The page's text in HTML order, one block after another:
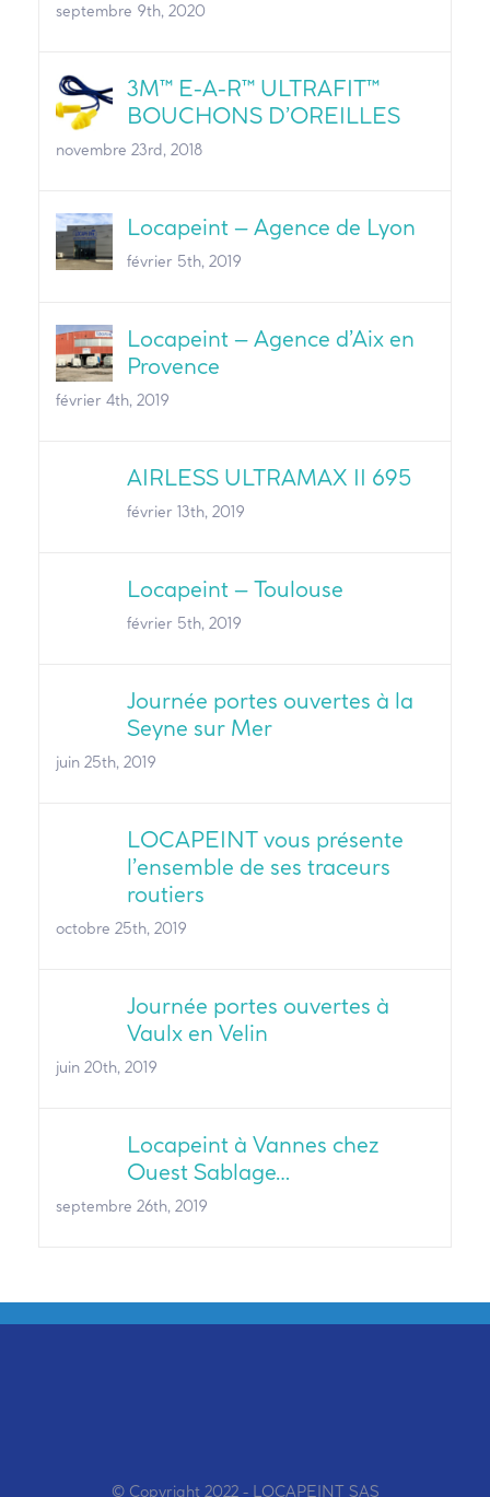
septembre 9th, 2020
3M™ E-A-R™ ULTRAFIT™
BOUCHONS D’OREILLES
novembre 23rd, 2018
Locapeint – Agence de Lyon
février 5th, 2019
Locapeint – Agence d’Aix en
Provence
février 4th, 2019
AIRLESS ULTRAMAX II 695
février 13th, 2019
Locapeint – Toulouse
février 5th, 2019
Journée portes ouvertes à la
Seyne sur Mer
juin 25th, 2019
LOCAPEINT vous présente
l’ensemble de ses traceurs
routiers
octobre 25th, 2019
Journée portes ouvertes à
Vaulx en Velin
juin 20th, 2019
Locapeint à Vannes chez
Ouest Sablage…
septembre 26th, 2019
© Copyright 2022 - LOCAPEINT SAS